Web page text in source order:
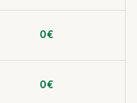
0€
0€